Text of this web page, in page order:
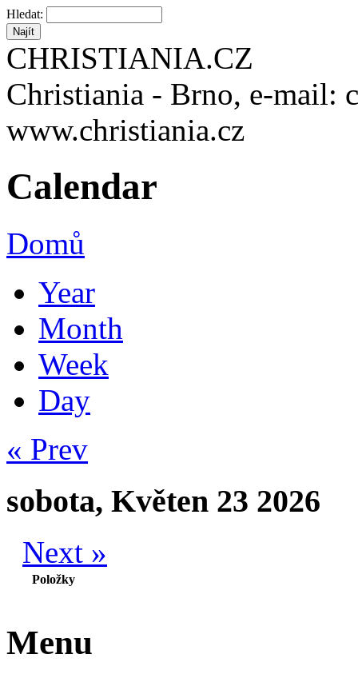
Hledat:
CHRISTIANIA.CZ
Christiania - Brno, e-mail:
www.christiania.cz
Calendar
Domů
Year
Month
Week
Day
« Prev
sobota, Květen 23 2026
Next »
Položky
Menu